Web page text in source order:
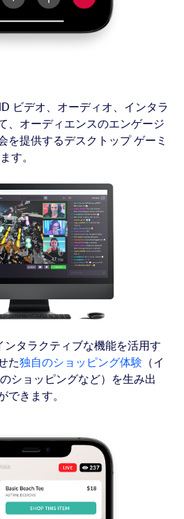
ビデオ、オーディオ、インタラ
、オーディエンスのエンゲージ
を提供するデスクトップ ゲーミ
す。
ンタラクティブな機能を活用す
た独自のショッピング体験 （イ
ショッピングなど）を生み出
できます。